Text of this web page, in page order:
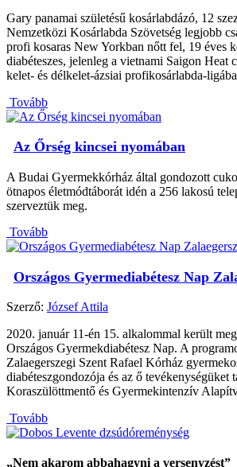
Gary panamai születésű kosárlabdázó, 12
Nemzetközi Kosárlabda Szövetség legjobb
profi kosaras New Yorkban nőtt fel, 19 éves
diabéteszes, jelenleg a vietnami Saigon Heat
kelet- és délkelet-ázsiai profikosárlabda-
Tovább
Az Őrség kincsei nyomában
A Budai Gyermekkórház által gondozott
ötnapos életmódtáborát idén a 256 lakosú
szerveztük meg.
Tovább
Országos Gyermediabétesz Nap
Szerző: József Attila
2020. január 11-én 15. alkalommal került
Országos Gyermekdiabétesz Nap. A
Zalaegerszegi Szent Rafael Kórház
diabéteszgondozója és az ő tevékenységüket
Koraszülöttmentő és Gyermekintenzív
Tovább
„Nem akarom abbahagyni a versenyzést”